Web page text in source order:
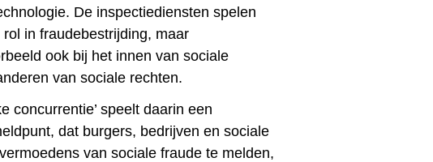
De inspectiediensten spelen
in fraudebestrijding, maar
ook bij het innen van sociale
van sociale rechten.
concurrentie’ speelt daarin een
dat burgers, bedrijven en sociale
van sociale fraude te melden,